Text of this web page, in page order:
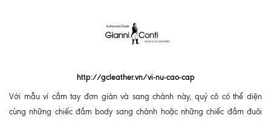
http://gcleather.vn/vi-nu-cao-cap
Với mẫu ví cầm tay đơn giản và sang chảnh này, quý cô có thể diện
cùng những chiếc đầm body sang chảnh hoặc những chiếc đầm đuôi